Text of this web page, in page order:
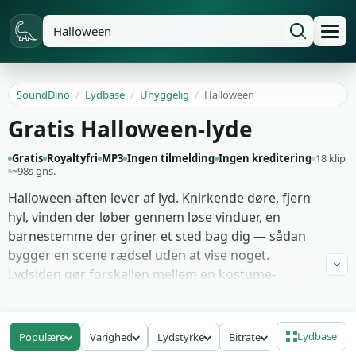
SoundDino / Lydbase / Uhyggelig / Halloween
Gratis Halloween-lyde
Gratis Royaltyfri MP3 Ingen tilmelding Ingen kreditering 18 klip
~98s gns.
Halloween-aften lever af lyd. Knirkende døre, fjern
hyl, vinden der løber gennem løse vinduer, en
barnestemme der griner et sted bag dig — sådan
bygger en scene rædsel uden at vise noget.
Lydsiden gør forskellen mellem en kostume-
Selv en god rekvisit virker flad uden den rigtige
knirken eller hvisken bag.
Populære Varighed Lydstyrke Bitrate Lydbase